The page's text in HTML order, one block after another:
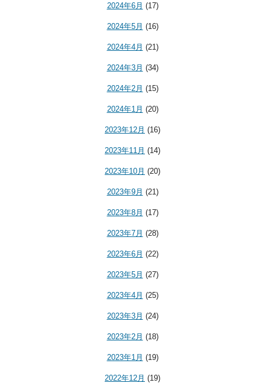
2024年6月 (17)
2024年5月 (16)
2024年4月 (21)
2024年3月 (34)
2024年2月 (15)
2024年1月 (20)
2023年12月 (16)
2023年11月 (14)
2023年10月 (20)
2023年9月 (21)
2023年8月 (17)
2023年7月 (28)
2023年6月 (22)
2023年5月 (27)
2023年4月 (25)
2023年3月 (24)
2023年2月 (18)
2023年1月 (19)
2022年12月 (19)